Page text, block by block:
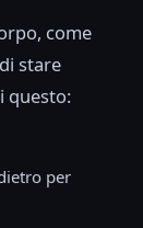
come
stare
questo:
per